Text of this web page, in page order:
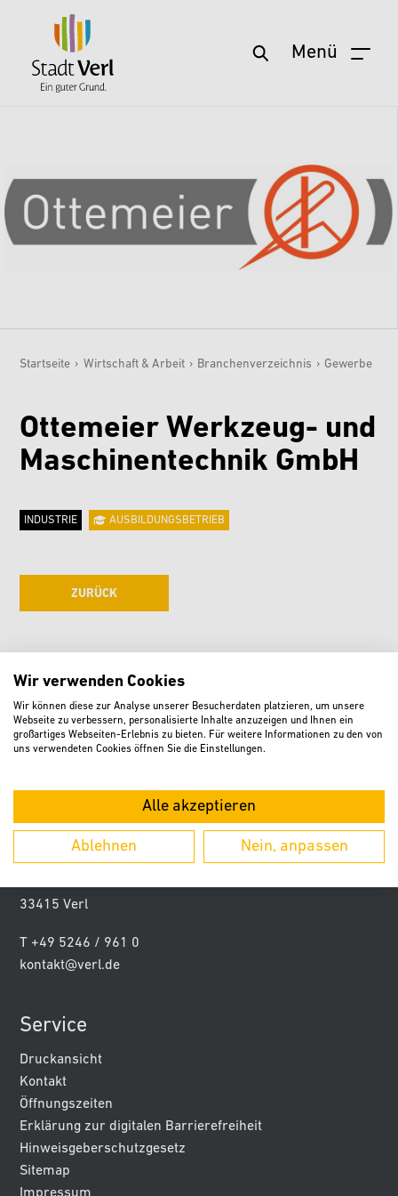
Zum Hauptinhalt springen Menü
Ottemeier Werkzeug- und
Maschinentechnik GmbH
INDUSTRIE AUSBILDUNGSBETRIEB
ZURÜCK
Kontakt
Startseite › Wirtschaft & Arbeit › Branchenverzeichnis › Gewerbe
Kontakt
Stadt Verl
33415 Verl
T +49 5246 / 961 0
kontakt@verl.de
Service
Druckansicht
Kontakt
Öffnungszeiten
Erklärung zur digitalen Barrierefreiheit
Hinweisgeberschutzgesetz
Sitemap
Wir verwenden Cookies
Wir können diese zur Analyse unserer Besucherdaten platzieren, um unsere
Webseite zu verbessern, personalisierte Inhalte anzuzeigen und Ihnen ein
großartiges Webseiten-Erlebnis zu bieten. Für weitere Informationen zu den von
uns verwendeten Cookies öffnen Sie die Einstellungen.
Alle akzeptieren
Ablehnen Nein, anpassen